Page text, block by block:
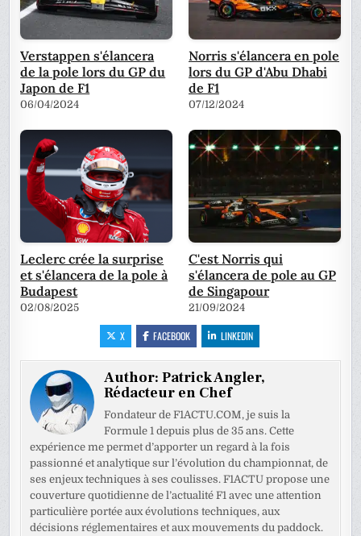
Verstappen s'élancera
de la pole lors du GP du
Japon de F1
06/04/2024
Norris s'élancera en pole
lors du GP d'Abu Dhabi
de F1
07/12/2024
Leclerc crée la surprise
et s'élancera de la pole à
Budapest
02/08/2025
C'est Norris qui
s'élancera de pole au GP
de Singapour
21/09/2024
X FACEBOOK LINKEDIN
Author:Patrick Angler,
Rédacteur en Chef
Fondateur de F1ACTU.COM, je suis la
Formule 1 depuis plus de 35 ans. Cette
expérience me permet d’apporter un regard à la fois
passionné et analytique sur l’évolution du championnat, de
ses enjeux techniques à ses coulisses. F1ACTU propose une
couverture quotidienne de l’actualité F1 avec une attention
particulière portée aux évolutions techniques, aux
décisions réglementaires et aux mouvements du paddock.